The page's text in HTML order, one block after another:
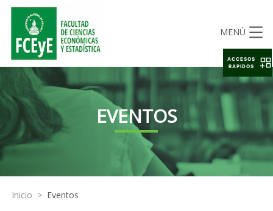
MENÚ
EVENTOS
Inicio > Eventos
ACCESOS
RAPIDOS